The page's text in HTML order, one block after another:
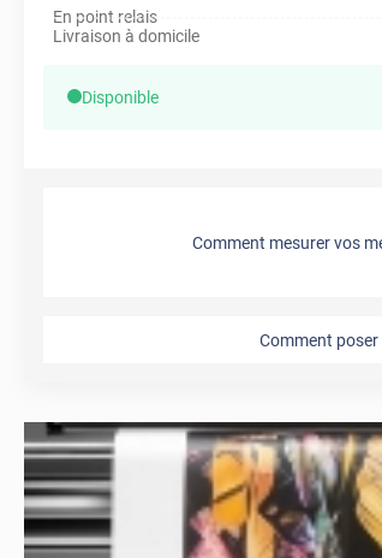
En point relais
Livraison à domicile
Disponible
Comment mesurer vos
Comment